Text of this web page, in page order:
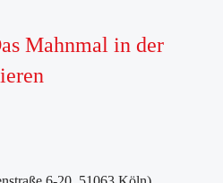
Mahnmal in der